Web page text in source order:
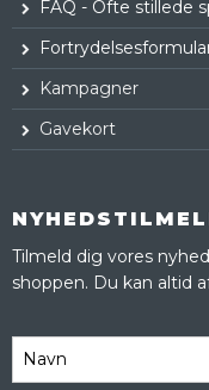
FAQ - Ofte stillede
Kampagner
Gavekort
Tilmeld dig vores
shoppen. Du kan altid